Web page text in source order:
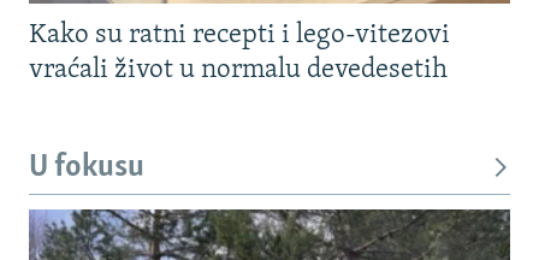
Kako su ratni recepti i lego-vitezovi
vraćali život u normalu devedesetih
U fokusu